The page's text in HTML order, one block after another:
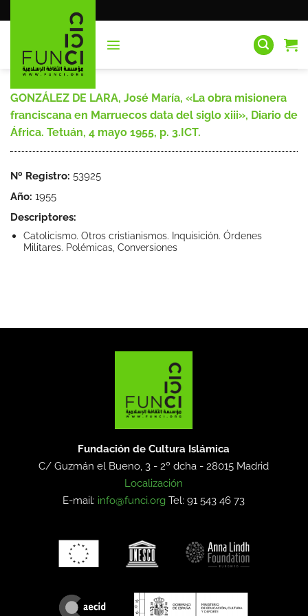
al
GONZÁLEZ DE LARA, José María, «La obra misionera
franciscana en Marruecos data del siglo xiii», Diario de
África. Tetuán, 4 mayo 1955, p. 3.ICT.
Nº Registro: 53925
Año: 1955
Descriptores:
Catolicismo. Otros cristianismos. Inquisición. Órdenes
Militares. Polémicas, Conversiones
Fundación de Cultura Islámica
C/ Guzmán el Bueno, 3 - 2º dcha -28015 Madrid
Localización
E-mail: info@funci.org Tel: 91 543 46 73